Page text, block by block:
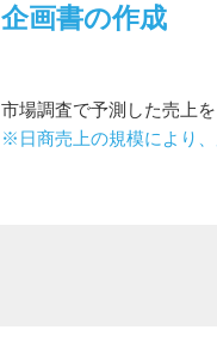
企画書の作成
市場調査で予測した売上
※日商売上の規模により